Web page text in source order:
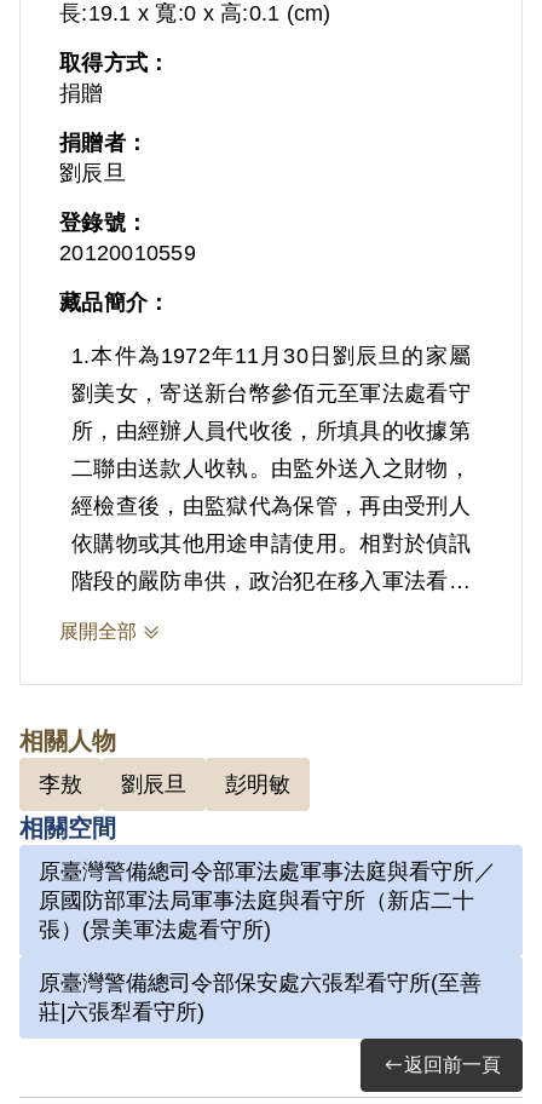
長:19.1 x 寬:0 x 高:0.1 (cm)
取得方式：
捐贈
捐贈者：
劉辰旦
登錄號：
20120010559
藏品簡介：
1.本件為1972年11月30日劉辰旦的家屬
劉美女，寄送新台幣參佰元至軍法處看守
所，由經辦人員代收後，所填具的收據第
二聯由送款人收執。由監外送入之財物，
經檢查後，由監獄代為保管，再由受刑人
依購物或其他用途申請使用。相對於偵訊
階段的嚴防串供，政治犯在移入軍法看守
所後，家屬才會收到通知，因此政治犯才
2.劉辰旦(1937-)，臺灣臺南人。1971年
因涉「彭明敏案」、「臺南美國新聞處爆
炸案」、「李敖案」被捕，時任水泥公司
屏東營業所管理員；被捕後拘禁於警備總
司令部保安總處地下室及六張犁看守所進
法處看守所，判決結果處以15年有期徒
刑。服刑期間因美術老師婉拒函授，決意
自學繪畫及書法。每日早晚以牢房廁所門
展開全部
相關人物
李敖 劉辰旦 彭明敏
相關空間
原臺灣警備總司令部軍法處軍事法庭與看守所／
原國防部軍法局軍事法庭與看守所（新店二十
張）(景美軍法處看守所)
原臺灣警備總司令部保安處六張犁看守所(至善
莊|六張犁看守所)
返回前一頁